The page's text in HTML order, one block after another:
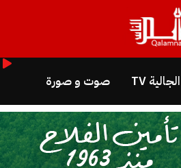
الجالية TV صوت و صورة